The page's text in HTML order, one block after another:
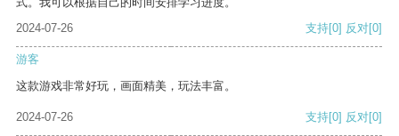
2024-07-26
支持[0] 反对[0]
游客
这款游戏非常好玩，画面精美，玩法丰富。
2024-07-26 支持[0] 反对[0]